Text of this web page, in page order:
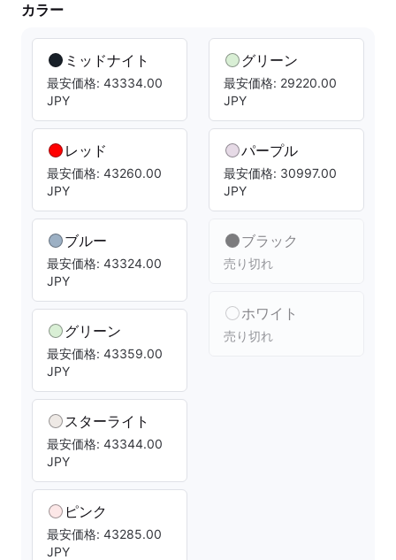
カラー
ミッドナイト
最安価格: 43334.00
JPY
レッド
最安価格: 43260.00
JPY
ブルー
最安価格: 43324.00
JPY
グリーン
最安価格: 43359.00
JPY
スターライト
最安価格: 43344.00
JPY
ピンク
最安価格: 43285.00
JPY
グリーン
最安価格: 29220.00
JPY
パープル
最安価格: 30997.00
JPY
ブラック
売り切れ
ホワイト
売り切れ